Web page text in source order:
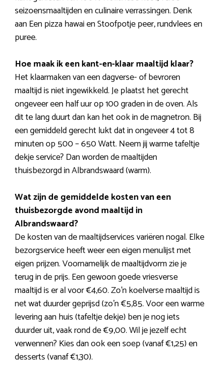
seizoensmaaltijden en culinaire verrassingen. Denk
aan Een pizza hawai en Stoofpotje peer, rundvlees en
puree.
Hoe maak ik een kant-en-klaar maaltijd klaar?
Het klaarmaken van een dagverse- of bevroren
maaltijd is niet ingewikkeld. Je plaatst het gerecht
ongeveer een half uur op 100 graden in de oven. Als
dit te lang duurt dan kan het ook in de magnetron. Bij
een gemiddeld gerecht lukt dat in ongeveer 4 tot 8
minuten op 500 – 650 Watt. Neem jij warme tafeltje
dekje service? Dan worden de maaltijden
thuisbezorgd in Albrandswaard (warm).
Wat zijn de gemiddelde kosten van een
thuisbezorgde avond maaltijd in
Albrandswaard?
De kosten van de maaltijdservices variëren nogal. Elke
bezorgservice heeft weer een eigen menulijst met
eigen prijzen. Voornamelijk de maaltijdvorm zie je
terug in de prijs. Een gewoon goede vriesverse
maaltijd is er al voor €4,60. Zo’n koelverse maaltijd is
net wat duurder geprijsd (zo’n €5,85. Voor een warme
levering aan huis (tafeltje dekje) ben je nog iets
duurder uit, vaak rond de €9,00. Wil je jezelf echt
verwennen? Kies dan ook een soep (vanaf €1,25) en
desserts (vanaf €1,30).